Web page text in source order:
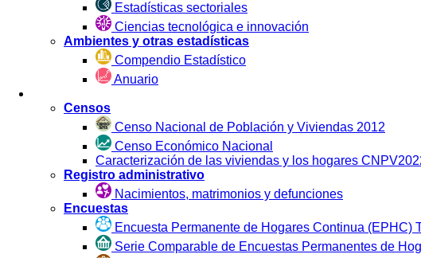
Estadísticas sectoriales
Ciencias tecnológica e innovación
Ambientes y otras estadísticas
Compendio Estadístico
Anuario
Censos
Censo Nacional de Población y Viviendas 2012
Censo Económico Nacional
Caracterización de las viviendas y los hogares
Registro administrativo
Nacimientos, matrimonios y defunciones
Encuestas
Encuesta Permanente de Hogares Continua (EPHC)
Serie Comparable de Encuestas Permanentes de